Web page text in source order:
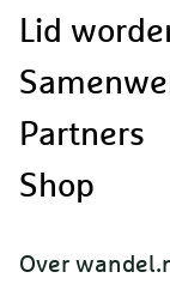
Lid
Partners
Shop
Over